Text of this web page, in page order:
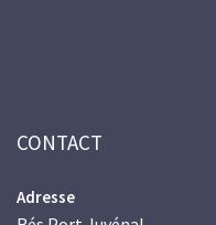
CONTACT
Adresse